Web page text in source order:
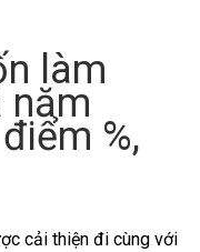
làm
năm
%,
cải thiện đi cùng với